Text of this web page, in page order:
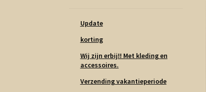
Update
korting
Wij zijn erbij!! Met kleding en
accessoires.
Verzending vakantieperiode